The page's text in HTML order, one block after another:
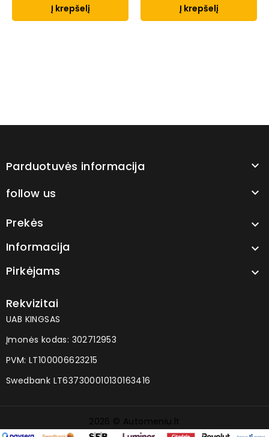
Į krepšelį Į krepšelį
Parduotuvės informacija 
follow us 
Prekės 
Informacija 
Pirkėjams 
Rekvizitai
UAB KINGSAS
Įmonės kodas: 302712953
PVM: LT100006623215
Swedbank LT637300010130163416
2026 © Automeniu.lt